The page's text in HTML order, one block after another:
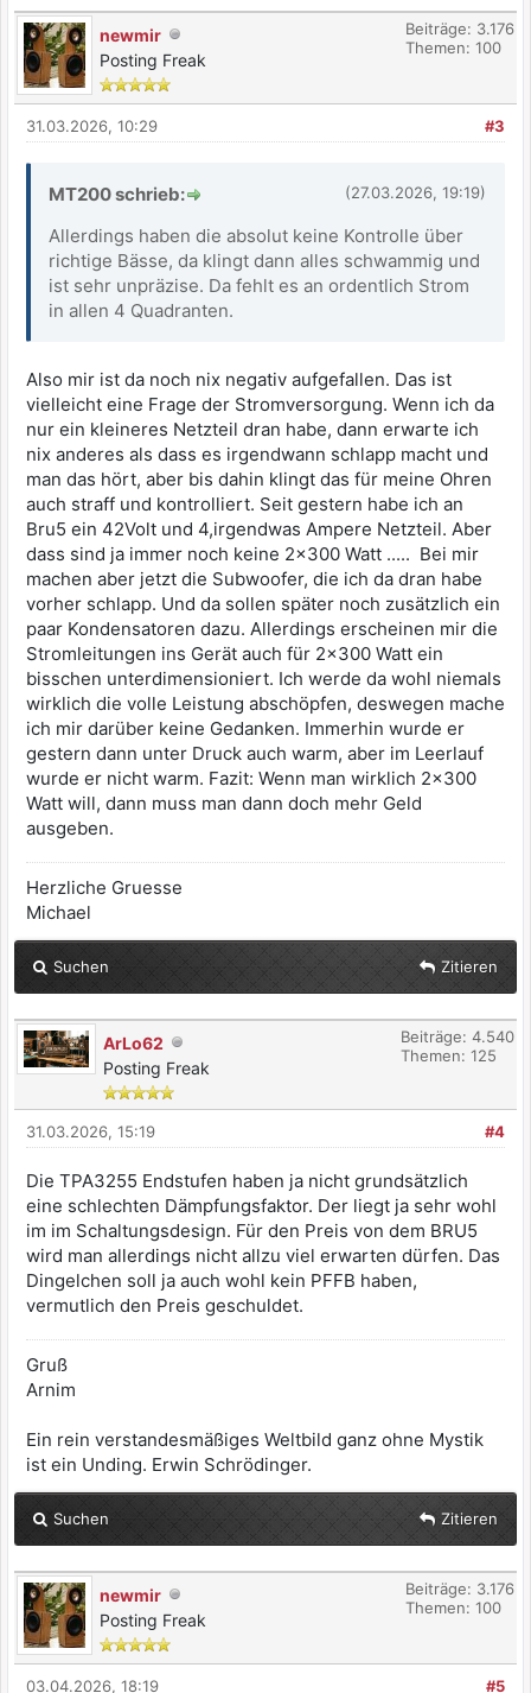
newmir
Posting Freak
Beiträge: 3.176
Themen: 100
#3
31.03.2026, 10:29
(27.03.2026, 19:19)
MT200 schrieb:
Allerdings haben die absolut keine Kontrolle über
richtige Bässe, da klingt dann alles schwammig und
ist sehr unpräzise. Da fehlt es an ordentlich Strom
in allen 4 Quadranten.
Also mir ist da noch nix negativ aufgefallen. Das ist
vielleicht eine Frage der Stromversorgung. Wenn ich da
nur ein kleineres Netzteil dran habe, dann erwarte ich
nix anderes als dass es irgendwann schlapp macht und
man das hört, aber bis dahin klingt das für meine Ohren
auch straff und kontrolliert. Seit gestern habe ich an
Bru5 ein 42Volt und 4,irgendwas Ampere Netzteil. Aber
dass sind ja immer noch keine 2x300 Watt ..... Bei mir
machen aber jetzt die Subwoofer, die ich da dran habe
vorher schlapp. Und da sollen später noch zusätzlich ein
paar Kondensatoren dazu. Allerdings erscheinen mir die
Stromleitungen ins Gerät auch für 2x300 Watt ein
bisschen unterdimensioniert. Ich werde da wohl niemals
wirklich die volle Leistung abschöpfen, deswegen mache
ich mir darüber keine Gedanken. Immerhin wurde er
gestern dann unter Druck auch warm, aber im Leerlauf
wurde er nicht warm. Fazit: Wenn man wirklich 2x300
Watt will, dann muss man dann doch mehr Geld
ausgeben.
Herzliche Gruesse
Michael
Suchen Zitieren
ArLo62
Posting Freak
Beiträge: 4.540
Themen: 125
#4
31.03.2026, 15:19
Die TPA3255 Endstufen haben ja nicht grundsätzlich
eine schlechten Dämpfungsfaktor. Der liegt ja sehr wohl
im im Schaltungsdesign. Für den Preis von dem BRU5
wird man allerdings nicht allzu viel erwarten dürfen. Das
Dingelchen soll ja auch wohl kein PFFB haben,
vermutlich den Preis geschuldet.
Gruß
Arnim
Ein rein verstandesmäßiges Weltbild ganz ohne Mystik
ist ein Unding. Erwin Schrödinger.
Suchen Zitieren
newmir
Posting Freak
Beiträge: 3.176
Themen: 100
#5
03.04.2026, 18:19